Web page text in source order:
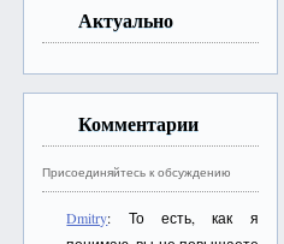
Актуально
Комментарии
Присоединяйтесь к обсуждению
Dmitry: То есть, как я